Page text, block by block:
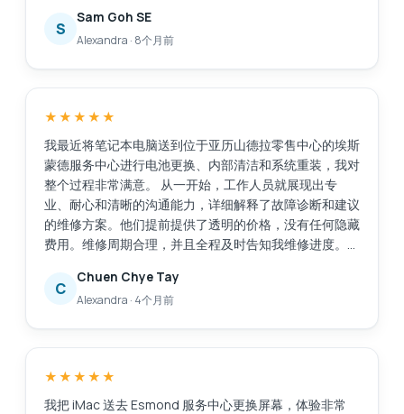
常迅速，原本预计需要30分钟，加上额外的维修任务后
又花了20分钟，这完全可以接受，因为我们可以在商场
Victor虽然话不多，但他仍然能够清晰地向我传达重要的
信息。Esmond，继续保持！
S
Sam Goh SE
Alexandra · 8个月前
★★★★★
我最近将笔记本电脑送到位于亚历山德拉零售中心的埃斯
蒙德服务中心进行电池更换、内部清洁和系统重装，我对
整个过程非常满意。 从一开始，工作人员就展现出专
业、耐心和清晰的沟通能力，详细解释了故障诊断和建议
的维修方案。他们提前提供了透明的价格，没有任何隐藏
费用。维修周期合理，并且全程及时告知我维修进度。
升，系统重装后运行更加流畅，内部清洁也明显改善了性
能和散热。 总而言之，这次服务高效、可靠且专业。我
C
Chuen Chye Tay
Alexandra · 4个月前
★★★★★
我把 iMac 送去 Esmond 服务中心更换屏幕，体验非常